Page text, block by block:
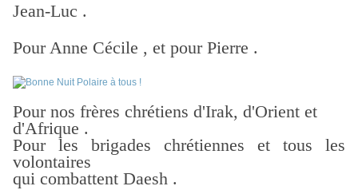
Jean-Luc .
Pour Anne Cécile , et pour Pierre .
Pour nos frères chrétiens d'Irak, d'Orient et
d'Afrique .
Pour les brigades chrétiennes et tous les
volontaires
qui combattent Daesh .